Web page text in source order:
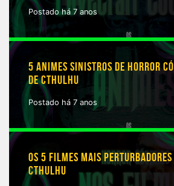
Postado há 7 anos
5 ANIMES SINISTROS DE HORROR
DE CTHULHU
Postado há 7 anos
OS 5 FILMES MAIS
CTHULHU